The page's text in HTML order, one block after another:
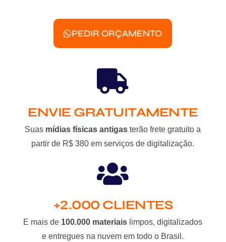
PEDIR ORÇAMENTO
ENVIE GRATUITAMENTE
Suas mídias físicas antigas terão frete gratuito a
partir de R$ 380 em serviços de digitalização.
+2.000 CLIENTES
E mais de 100.000 materiais limpos, digitalizados
e entregues na nuvem em todo o Brasil.